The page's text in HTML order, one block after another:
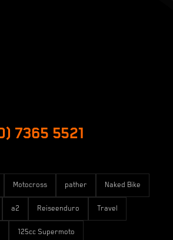
7365 5521
Motocross pather Naked Bike
a2 Reiseenduro Travel
125cc Supermoto